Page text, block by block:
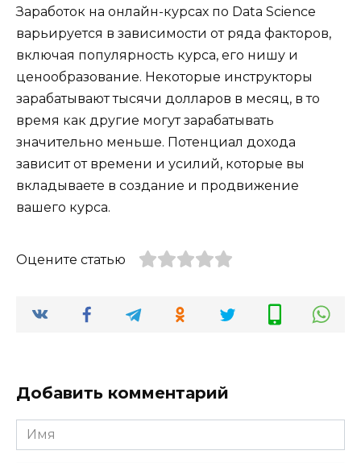
Заработок на онлайн-курсах по Data Science
варьируется в зависимости от ряда факторов,
включая популярность курса, его нишу и
ценообразование. Некоторые инструкторы
зарабатывают тысячи долларов в месяц, в то
время как другие могут зарабатывать
значительно меньше. Потенциал дохода
зависит от времени и усилий, которые вы
вкладываете в создание и продвижение
вашего курса.
Оцените статью
Добавить комментарий
Имя
*